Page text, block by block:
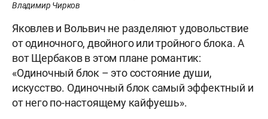
Владимир Чирков
Яковлев и Вольвич не разделяют удовольствие
от одиночного, двойного или тройного блока. А
вот Щербаков в этом плане романтик:
«Одиночный блок – это состояние души,
искусство. Одиночный блок самый эффектный и
от него по-настоящему кайфуешь».